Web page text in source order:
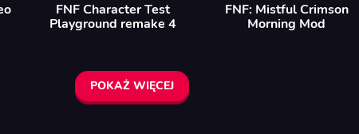
FNF Character Test
Playground remake 4
FNF: Mistful Crimson
Morning Mod
POKAŻ WIĘCEJ